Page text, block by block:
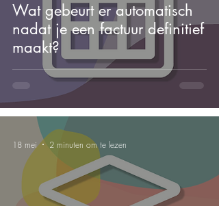
Wat gebeurt er automatisch
nadat je een factuur definitief
maakt?
18 mei 2 minuten om te lezen